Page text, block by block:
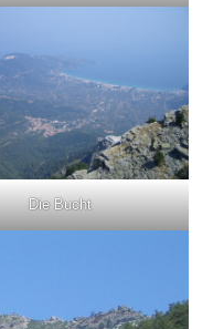
Die Bucht